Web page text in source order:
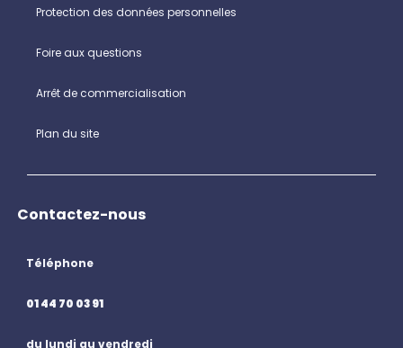
Protection des données personnelles
Foire aux questions
Arrêt de commercialisation
Plan du site
Contactez-nous
Téléphone
01 44 70 03 91
du lundi au vendredi